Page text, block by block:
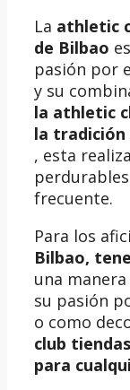
La athletic
de Bilbao
pasión por
y su
la athletic
la tradición
, esta
frecuente.
Para los
Bilbao,
una
su pasión
o como
club
para